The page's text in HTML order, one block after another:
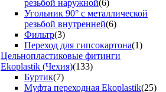
резьбой наружной(6)
Угольник 90° с металлической
резьбой внутренней(6)
Фильтр(3)
Переход для гипсокартона(1)
Цельнопластиковые фитинги
Ekoplastik (Чехия)(133)
Буртик(7)
Муфта переходная Ekoplastik(25)